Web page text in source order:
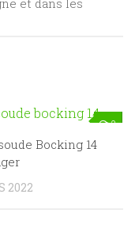
2
Bocking 14
2022